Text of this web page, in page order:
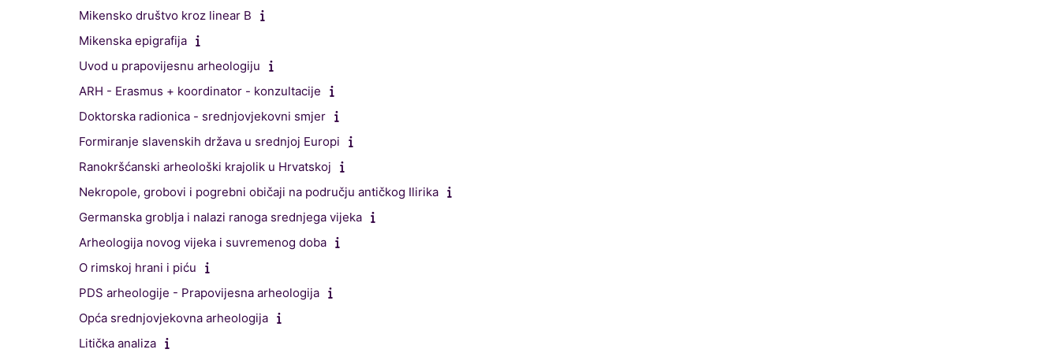
Mikensko društvo kroz linear B
Mikenska epigrafija
Uvod u prapovijesnu arheologiju
ARH - Erasmus + koordinator - konzultacije
Doktorska radionica - srednjovjekovni smjer
Formiranje slavenskih država u srednjoj Europi
Ranokršćanski arheološki krajolik u Hrvatskoj
Nekropole, grobovi i pogrebni običaji na području antičkog Ilirika
Germanska groblja i nalazi ranoga srednjega vijeka
Arheologija novog vijeka i suvremenog doba
O rimskoj hrani i piću
PDS arheologije - Prapovijesna arheologija
Opća srednjovjekovna arheologija
Litička analiza